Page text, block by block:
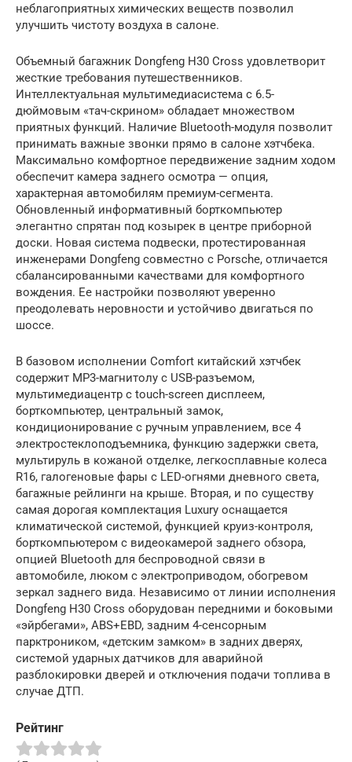
неблагоприятных химических веществ позволил
улучшить чистоту воздуха в салоне.
Объемный багажник Dongfeng H30 Cross удовлетворит
жесткие требования путешественников.
Интеллектуальная мультимедиасистема с 6.5-
дюймовым «тач-скрином» обладает множеством
приятных функций. Наличие Bluetooth-модуля позволит
принимать важные звонки прямо в салоне хэтчбека.
Максимально комфортное передвижение задним ходом
обеспечит камера заднего осмотра — опция,
характерная автомобилям премиум-сегмента.
Обновленный информативный борткомпьютер
элегантно спрятан под козырек в центре приборной
доски. Новая система подвески, протестированная
инженерами Dongfeng совместно с Porsche, отличается
сбалансированными качествами для комфортного
вождения. Ее настройки позволяют уверенно
преодолевать неровности и устойчиво двигаться по
шоссе.
В базовом исполнении Comfort китайский хэтчбек
содержит MP3-магнитoлу с USB-разъемом,
мультимедиацентр с touch-screen дисплеем,
борткомпьютер, центральный замок,
кондиционирование с ручным управлением, все 4
электростеклоподъемника, функцию задержки света,
мультируль в кожаной отделке, легкосплавные колеса
R16, галогеновые фары с LED-огнями днeвного света,
багажные рейлинги на крыше. Вторая, и по существу
самая дорогая комплектация Luxury оснащается
климатической системой, функцией круиз-контроля,
борткомпьютером с видеокамерой заднего обзора,
опцией Bluetooth для беспроводной связи в
автомобиле, люком с электроприводом, обогревом
зеркал заднего вида. Независимо от линии исполнения
Dongfeng H30 Cross оборудован передними и боковыми
«эйрбегами», ABS+EBD, задним 4-сенсорным
парктроником, «детским замком» в задних дверях,
системой ударных датчиков для аварийной
разблокировки дверей и отключения подачи топлива в
случае ДТП.
Рейтинг